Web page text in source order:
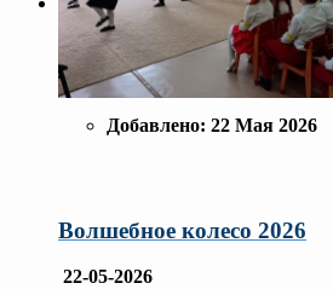
Добавлено: 22 Мая 2026
Волшебное колесо 2026
22-05-2026